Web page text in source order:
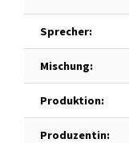
Sprecher:
Mischung:
Produktion:
Produzentin: